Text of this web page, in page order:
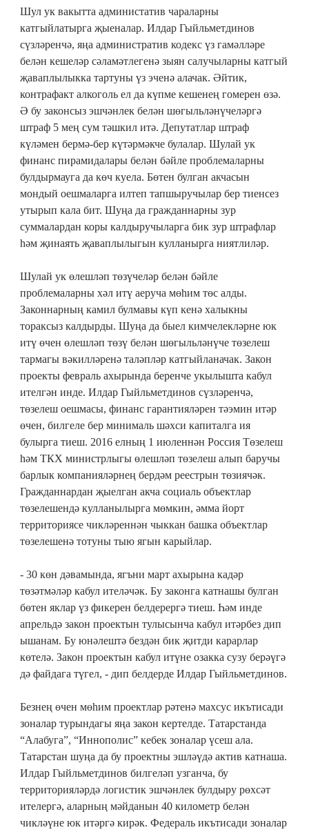
Шул ук вакытта администатив чараларны
катгыйлатырга җыеналар. Илдар Гыйльметдинов
сүзләренчә, яңа административ кодекс үз гамәлләре
белән кешеләр сәламәтлегенә зыян салучыларны катгый
җаваплылыкка тартуны үз эченә алачак. Әйтик,
контрафакт алкоголь ел да күпме кешенең гомерен өзә.
Ә бу законсыз эшчәнлек белән шөгыльләнүчеләргә
штраф 5 мең сум тәшкил итә. Депутатлар штраф
күләмен бермә-бер күтәрмәкче булалар. Шулай ук
финанс пирамидалары белән бәйле проблемаларны
булдырмауга да көч куела. Бөтен булган акчасын
мондый оешмаларга илтеп тапшыручылар бер тиенсез
утырып кала бит. Шуңа да гражданнарны зур
суммалардан коры калдыручыларга бик зур штрафлар
һәм җинаять җаваплылыгын кулланырга ниятлиләр.
Шулай ук өлешләп төзүчеләр белән бәйле
проблемаларны хәл итү аеруча мөһим төс алды.
Законнарның камил булмавы күп кенә халыкны
тораксыз калдырды. Шуңа да быел кимчелекләрне юк
итү өчен өлешләп төзү белән шөгыльләнүче төзелеш
тармагы вәкилләренә таләпләр катгыйланачак. Закон
проекты февраль ахырында беренче укылышта кабул
ителгән инде. Илдар Гыйльметдинов сүзләренчә,
төзелеш оешмасы, финанс гарантияләрен тәэмин итәр
өчен, билгеле бер минималь шәхси капиталга ия
булырга тиеш. 2016 елның 1 июленнән Россия Төзелеш
һәм ТКХ министрлыгы өлешләп төзелеш алып баручы
барлык компанияләрнең бердәм реестрын төзиячәк.
Гражданнардан җыелган акча социаль объектлар
төзелешендә кулланылырга мөмкин, әмма йорт
территориясе чикләреннән чыккан башка объектлар
төзелешенә тотуны тыю ягын карыйлар.
- 30 көн дәвамында, ягъни март ахырына кадәр
төзәтмәләр кабул ителәчәк. Бу законга катнашы булган
бөтен яклар үз фикерен белдерергә тиеш. Һәм инде
апрельдә закон проектын тулысынча кабул итәрбез дип
ышанам. Бу юнәлештә бездән бик җитди карарлар
көтелә. Закон проектын кабул итүне озакка сузу берәүгә
дә файдага түгел, - дип белдерде Илдар Гыйльметдинов.
Безнең өчен мөһим проектлар рәтенә махсус икътисади
зоналар турындагы яңа закон кертелде. Татарстанда
“Алабуга”, “Иннополис” кебек зоналар үсеш ала.
Татарстан шуңа да бу проектны эшләүдә актив катнаша.
Илдар Гыйльметдинов билгеләп узганча, бу
территорияләрдә логистик эшчәнлек булдыру рөхсәт
ителергә, аларның мәйданын 40 километр белән
чикләүне юк итәргә кирәк. Федераль икътисади зоналар